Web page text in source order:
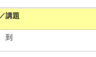
講題